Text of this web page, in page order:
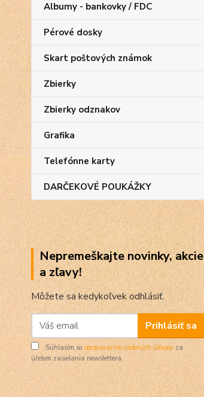
Albumy - bankovky / FDC
Pérové dosky
Skart poštových známok
Zbierky
Zbierky odznakov
Grafika
Telefónne karty
DARČEKOVÉ POUKÁŽKY
Nepremeškajte novinky, akcie
a zľavy!
Môžete sa kedykoľvek odhlásiť.
Prihlásiť sa
Súhlasím so spracovaním osobných údajov za
účelom zasielania newslettera.